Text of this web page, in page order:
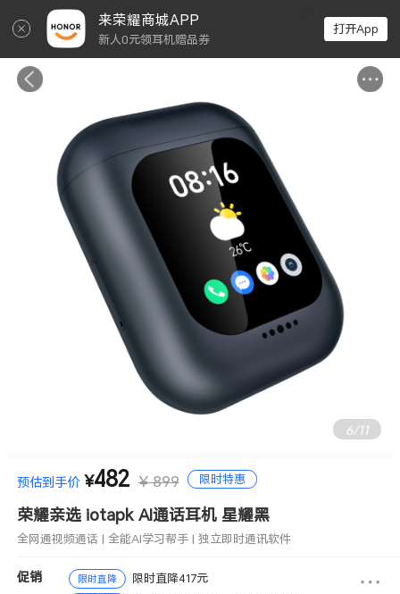
来荣耀商城APP
新人0元领耳机赠品券
打开App
6/11
全网通视频通话 | 全能AI学习帮手 | 独立即时通讯软件
预估到手价 ¥482 ¥ 899 限时特惠
荣耀亲选 iotapk AI通话耳机 星耀黑
全网通视频通话 | 全能AI学习帮手 | 独立即时通讯软件
促销 限时直降 限时直降417元